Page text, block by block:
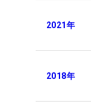
2021年
2018年